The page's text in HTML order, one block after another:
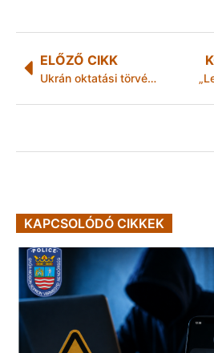
ELŐZŐ CIKK
Ukrán oktatási törvény – Szijjártó: ideje a legkeményebb eszközök nyúlni
KAPCSOLÓDÓ CIKKEK